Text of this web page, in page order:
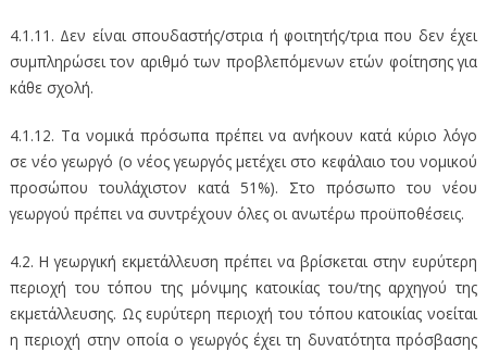
4.1.11. Δεν είναι σπουδαστής/στρια ή φοιτητής/τρια που δεν έχει
συμπληρώσει τον αριθμό των προβλεπόμενων ετών φοίτησης για
κάθε σχολή.
4.1.12. Τα νομικά πρόσωπα πρέπει να ανήκουν κατά κύριο λόγο
σε νέο γεωργό (ο νέος γεωργός μετέχει στο κεφάλαιο του νομικού
προσώπου τουλάχιστον κατά 51%). Στο πρόσωπο του νέου
γεωργού πρέπει να συντρέχουν όλες οι ανωτέρω προϋποθέσεις.
4.2. Η γεωργική εκμετάλλευση πρέπει να βρίσκεται στην ευρύτερη
περιοχή του τόπου της μόνιμης κατοικίας του/της αρχηγού της
εκμετάλλευσης. Ως ευρύτερη περιοχή του τόπου κατοικίας νοείται
η περιοχή στην οποία ο γεωργός έχει τη δυνατότητα πρόσβασης